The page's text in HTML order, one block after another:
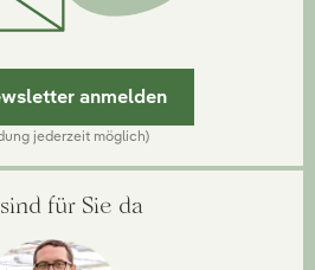
anmelden
jederzeit möglich)
für Sie da